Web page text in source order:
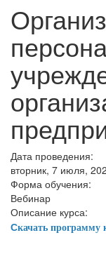
Дата проведения:
вторник, 7 июля,
Форма обучения:
Вебинар
Описание курса:
Скачать программу